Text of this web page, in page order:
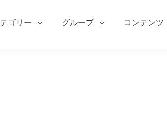
ゴリー グループ コンテンツ